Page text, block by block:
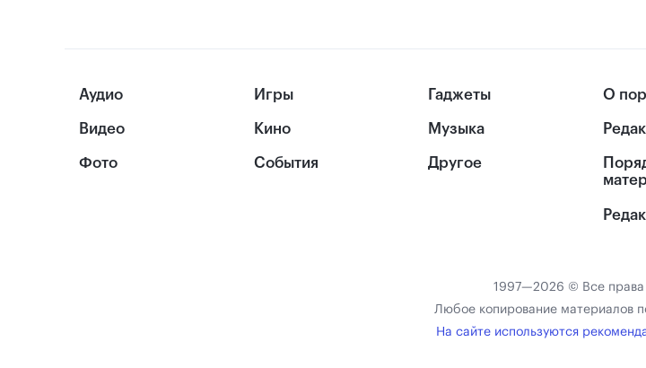
Аудио
Видео
Фото
Игры
Кино
События
Гаджеты
Музыка
Другое
О
1997—2026 © Все
Любое копирование материалов
На сайте используются